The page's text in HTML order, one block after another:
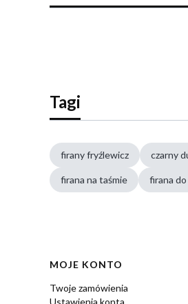
Tagi
firany fryźlewicz czarny
firana na taśmie firana
Linki w stopce
MOJE KONTO
Twoje zamówienia
Ustawienia konta